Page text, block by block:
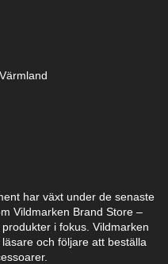
har växt under de senaste
Vildmarken Brand Store –
i fokus. Vildmarken
och följare att beställa